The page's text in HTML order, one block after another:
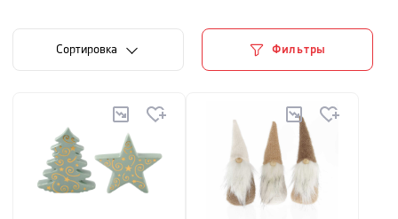
Cортировка Фильтры